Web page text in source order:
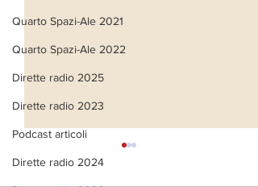
Quarto Spazi-Ale 2021
Quarto Spazi-Ale 2022
Dirette radio 2025
Dirette radio 2023
Podcast articoli
Dirette radio 2024